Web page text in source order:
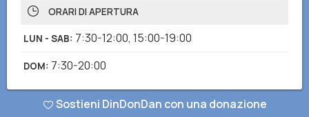
ORARI DI APERTURA
LUN - SAB: 7:30-12:00, 15:00-19:00
DOM: 7:30-20:00
Hai notato informazioni mancanti o errate? Scarica l'app di
Sostieni DinDonDan con una donazione